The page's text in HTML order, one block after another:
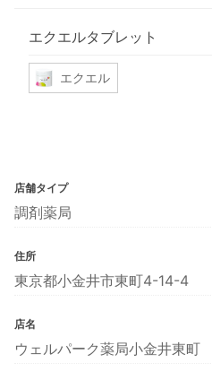
エクエルタブレット
エクエル
店舗タイプ
調剤薬局
住所
東京都小金井市東町4-14-4
店名
ウェルパーク薬局小金井東町